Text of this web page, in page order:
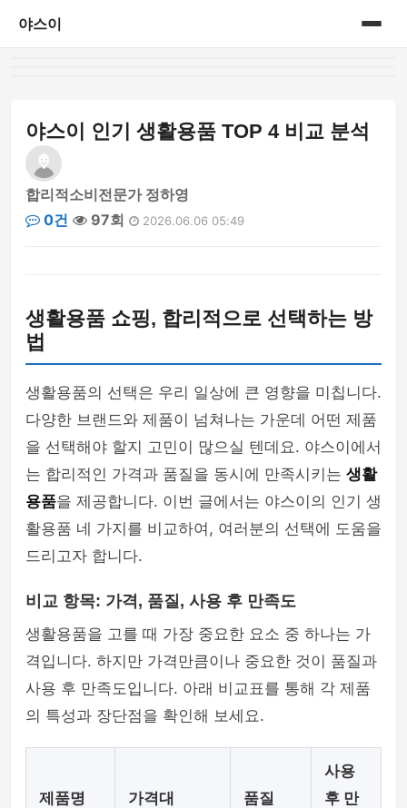
야스이
야스이 인기 생활용품 TOP 4 비교 분석
합리적소비전문가 정하영
0건
97회 2026.06.06 05:49
생활용품 쇼핑, 합리적으로 선택하는 방
법
생활용품의 선택은 우리 일상에 큰 영향을 미칩니다.
다양한 브랜드와 제품이 넘쳐나는 가운데 어떤 제품
을 선택해야 할지 고민이 많으실 텐데요. 야스이에서
는 합리적인 가격과 품질을 동시에 만족시키는 생활
용품을 제공합니다. 이번 글에서는 야스이의 인기 생
활용품 네 가지를 비교하여, 여러분의 선택에 도움을
드리고자 합니다.
비교 항목: 가격, 품질, 사용 후 만족도
생활용품을 고를 때 가장 중요한 요소 중 하나는 가
격입니다. 하지만 가격만큼이나 중요한 것이 품질과
사용 후 만족도입니다. 아래 비교표를 통해 각 제품
의 특성과 장단점을 확인해 보세요.
제품명 가격대 품질
사용
후 만